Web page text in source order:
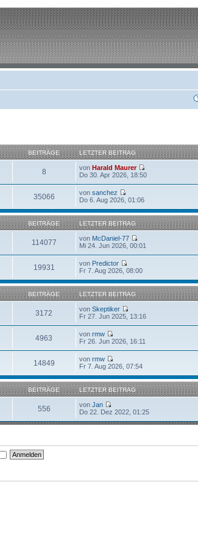
BEITRÄGE LETZTER BEITRAG
8 vonHarald Maurer
Do 30. Apr 2026, 18:50
35066 vonsanchez
Do 6. Aug 2026, 01:06
BEITRÄGE LETZTER BEITRAG
114077 von McDaniel-77
Mi 24. Jun 2026, 00:01
19931 von Predictor
Fr 7. Aug 2026, 08:00
BEITRÄGE LETZTER BEITRAG
3172 vonSkeptiker
Fr 27. Jun 2025, 13:16
4963 vonrmw
Fr 26. Jun 2026, 16:11
14849 vonrmw
Fr 7. Aug 2026, 07:54
BEITRÄGE LETZTER BEITRAG
556 vonJan
Do 22. Dez 2022, 01:25